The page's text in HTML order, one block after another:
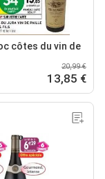
côtes du vin de
20,99 €
13,85 €